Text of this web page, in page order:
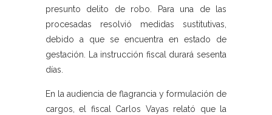
presunto delito de robo. Para una de las
procesadas resolvió medidas sustitutivas,
debido a que se encuentra en estado de
gestación. La instrucción fiscal durará sesenta
días.
En la audiencia de flagrancia y formulación de
cargos, el fiscal Carlos Vayas relató que la